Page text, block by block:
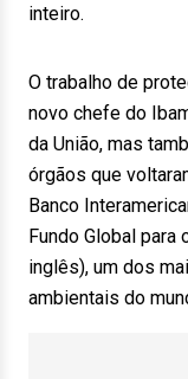
inteiro.
O trabalho de
novo chefe do
da União, mas
órgãos que
Banco
Fundo Global para
inglês), um dos
ambientais do